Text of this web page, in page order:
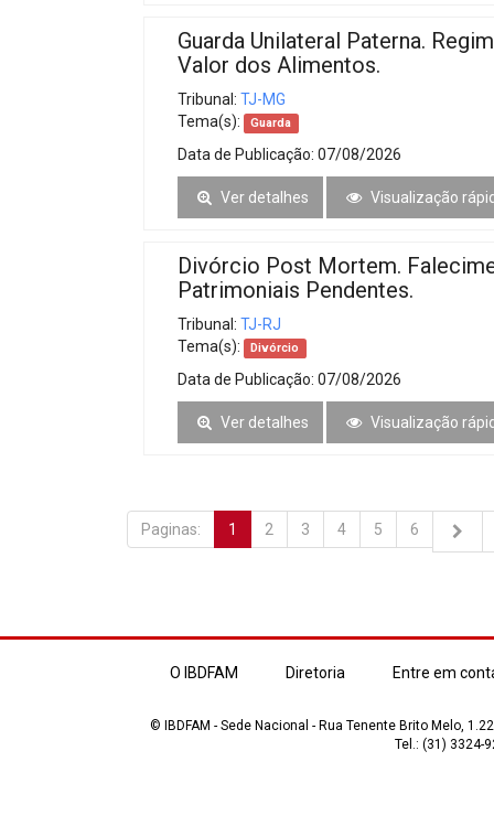
Guarda Unilateral Paterna.
Valor dos Alimentos.
Tribunal: TJ-MG
Tema(s):
Guarda
Data de Publicação: 07/08/2026
Ver detalhes Visualização
Divórcio Post Mortem.
Patrimoniais Pendentes.
Tribunal: TJ-RJ
Tema(s):
Divórcio
Data de Publicação: 07/08/2026
Ver detalhes Visualização
Paginas: 1 2 3 4 5 6
O IBDFAM Diretoria Entre em
© IBDFAM - Sede Nacional - Rua Tenente Brito Melo,
Tel.: (31) 3324-